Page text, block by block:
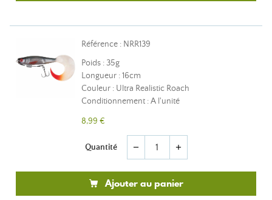
Référence : NRR139
Poids : 35g
Longueur : 16cm
Couleur : Ultra Realistic Roach
Conditionnement : A l'unité
8,99 €
Quantité remove add
Ajouter au panier